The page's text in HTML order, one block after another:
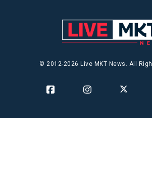
© 2012-2026 Live MKT News. All